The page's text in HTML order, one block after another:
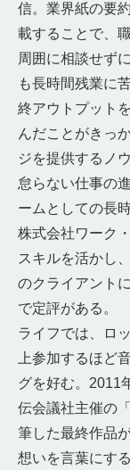
信。業界紙の要
載することで、
周囲に相談せず
も長時間残業に
終アウトプット
んだことがきっ
ジを提供するノ
怠らない仕事の
ームとしての長
株式会社ワーク
スキルを活かし
のクライアント
で定評がある。
ライフでは、ロ
上参加するほど
グを好む。2011
伝会議社主催の
筆した最終作品
想いを言葉にす